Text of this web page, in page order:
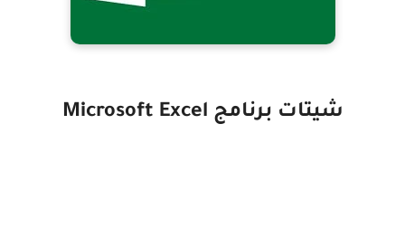
شيتات برنامج Microsoft Excel